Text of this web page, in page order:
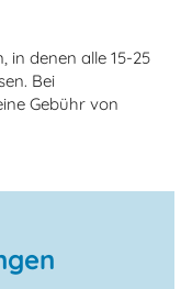
in denen alle 15-25
Bei
Gebühr von